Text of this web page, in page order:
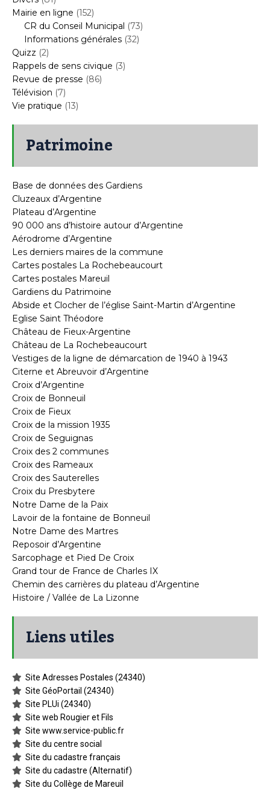
Mairie en ligne (152)
CR du Conseil Municipal (73)
Informations générales (32)
Quizz (2)
Rappels de sens civique (3)
Revue de presse (86)
Télévision (7)
Vie pratique (13)
Patrimoine
Base de données des Gardiens
Cluzeaux d’Argentine
Plateau d’Argentine
90 000 ans d’histoire autour d’Argentine
Aérodrome d’Argentine
Les derniers maires de la commune
Cartes postales La Rochebeaucourt
Cartes postales Mareuil
Gardiens du Patrimoine
Abside et Clocher de l’église Saint-Martin d’Argentine
Eglise Saint Théodore
Château de Fieux-Argentine
Château de La Rochebeaucourt
Vestiges de la ligne de démarcation de 1940 à 1943
Citerne et Abreuvoir d’Argentine
Croix d’Argentine
Croix de Bonneuil
Croix de Fieux
Croix de la mission 1935
Croix de Seguignas
Croix des 2 communes
Croix des Rameaux
Croix des Sauterelles
Croix du Presbytere
Notre Dame de la Paix
Lavoir de la fontaine de Bonneuil
Notre Dame des Martres
Reposoir d’Argentine
Sarcophage et Pied De Croix
Grand tour de France de Charles IX
Chemin des carrières du plateau d’Argentine
Histoire / Vallée de La Lizonne
Liens utiles
Site Adresses Postales (24340)
Site GéoPortail (24340)
Site PLUi (24340)
Site web Rougier et Fils
Site www.service-public.fr
Site du centre social
Site du cadastre français
Site du cadastre (Alternatif)
Site du Collège de Mareuil